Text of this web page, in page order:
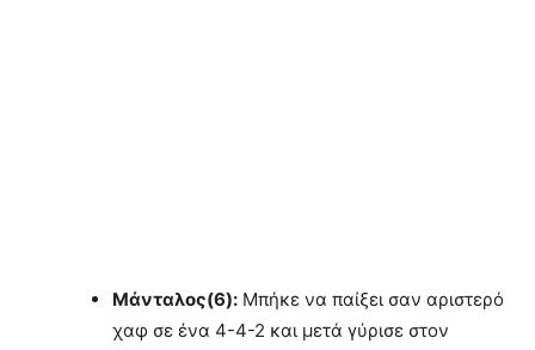
Μάνταλος(6):Μπήκε να παίξει σαν αριστερό
χαφ σε ένα 4-4-2 και μετά γύρισε στον